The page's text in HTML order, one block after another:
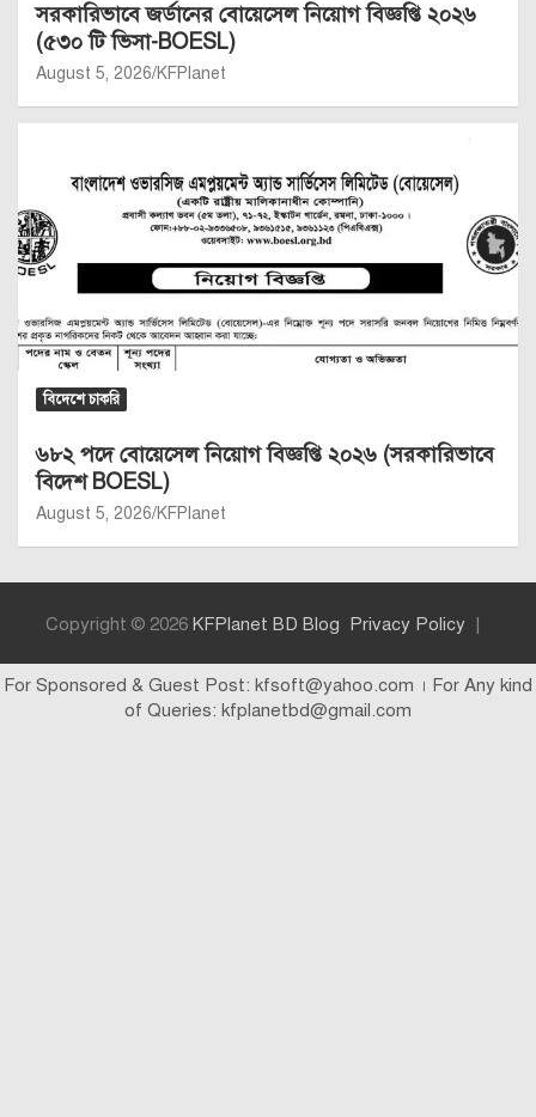
সরকারিভাবে জর্ডানের বোয়েসেল নিয়োগ বিজ্ঞপ্তি ২০২৬
(৫৩০ টি ভিসা-BOESL)
August 5, 2026 KFPlanet
বিদেশে চাকরি
৬৮২ পদে বোয়েসেল নিয়োগ বিজ্ঞপ্তি ২০২৬ (সরকারিভাবে
বিদেশ BOESL)
August 5, 2026 KFPlanet
Copyright © 2026 KFPlanet BD Blog Privacy Policy
For Sponsored & Guest Post: kfsoft@yahoo.com । For Any kind
of Queries: kfplanetbd@gmail.com